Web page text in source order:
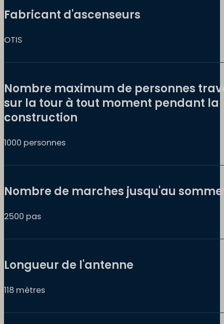
Fabricant d'ascenseurs
OTIS
Nombre maximum de personnes
sur la tour à tout moment pendant la
construction
1000 personnes
Nombre de marches jusqu'au
2500 pas
Longueur de l'antenne
118 mètres